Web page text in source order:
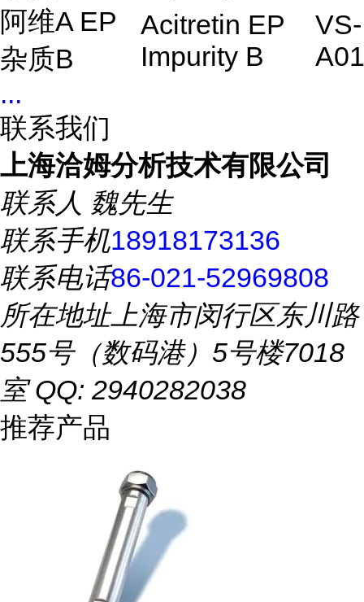
阿维A EP
杂质B
Acitretin EP
Impurity B
VS-
...
联系我们
上海洽姆分析技术有限公司
联系人 魏先生
联系手机18918173136
联系电话86-021-52969808
所在地址上海市闵行区东川路
555号（数码港）5号楼7018
室 QQ: 2940282038
推荐产品